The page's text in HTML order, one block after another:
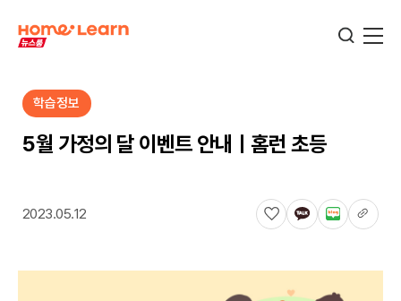
기업뉴스
학습정보
5월 가정의 달 이벤트 안내ㅣ홈런 초등
2023.05.12